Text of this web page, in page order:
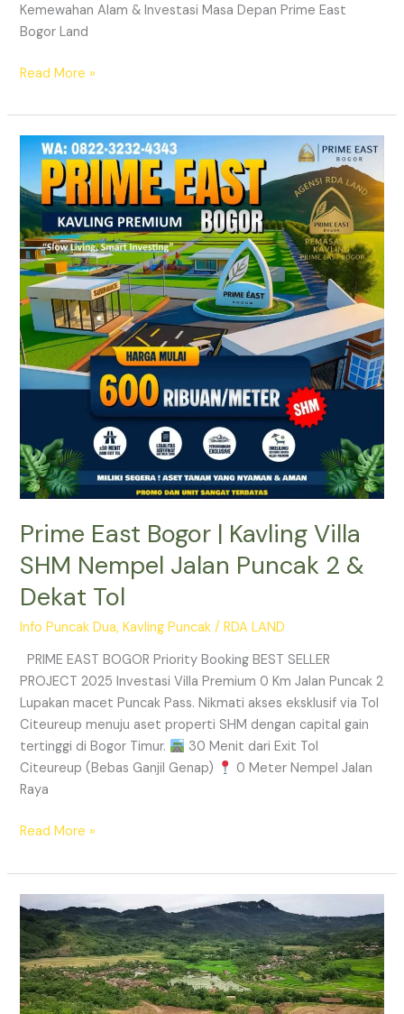
Kemewahan Alam & Investasi Masa Depan Prime East
Bogor Land
Read More »
Prime East Bogor | Kavling Villa
SHM Nempel Jalan Puncak 2 &
Dekat Tol
Info Puncak Dua,Kavling Puncak /RDA LAND
PRIME EAST BOGOR Priority Booking BEST SELLER
PROJECT 2025 Investasi Villa Premium 0 Km Jalan Puncak 2
Lupakan macet Puncak Pass. Nikmati akses eksklusif via Tol
Citeureup menuju aset properti SHM dengan capital gain
tertinggi di Bogor Timur.
30 Menit dari Exit Tol
Citeureup (Bebas Ganjil Genap)
0 Meter Nempel Jalan
Raya
Prime
East
Bogor
|
Kavling
Villa
SHM
Nempel
Jalan
Puncak
2
Read More »
Tanah
Kavling
Villa
Prime
East